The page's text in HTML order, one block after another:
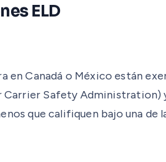
ELD
Canadá o México están
Carrier Safety
que califiquen bajo una de